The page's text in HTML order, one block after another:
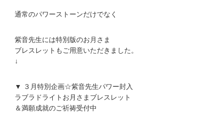
通常のパワーストーンだけでなく
紫音先生には特別版のお月さま
ブレスレットもご用意いただきました。
↓
▼ ３月特別企画☆紫音先生パワー封入
ラブラドライトお月さまブレスレット
＆満願成就のご祈祷受付中